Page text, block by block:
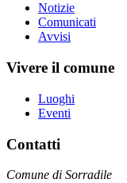
Notizie
Comunicati
Avvisi
Vivere il comune
Luoghi
Eventi
Contatti
Comune di Sorradile